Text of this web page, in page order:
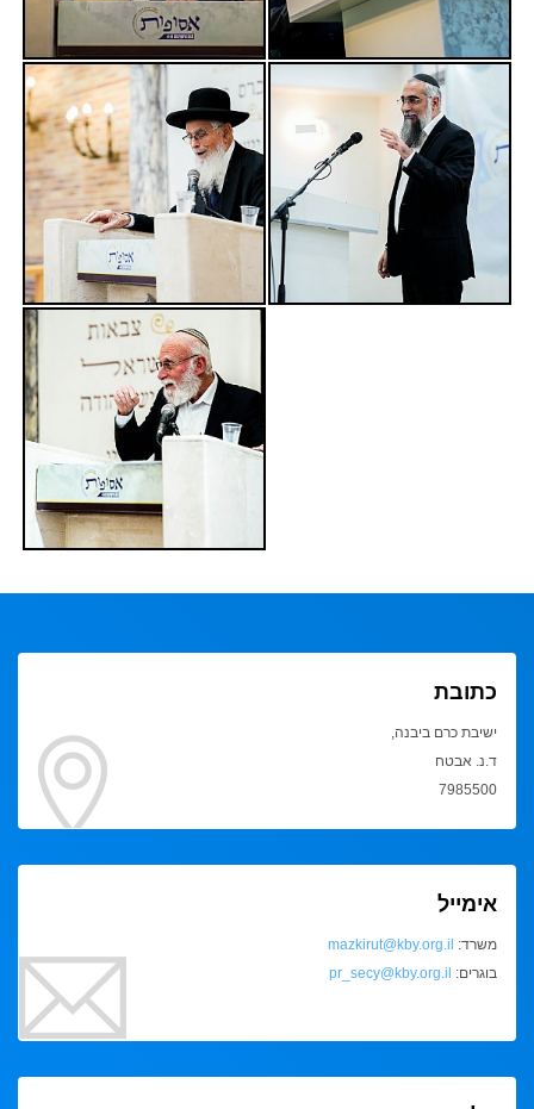
כתובת
ישיבת כרם ביבנה,
ד.נ. אבטח
7985500
אימייל
משרד: mazkirut@kby.org.il
בוגרים: pr_secy@kby.org.il